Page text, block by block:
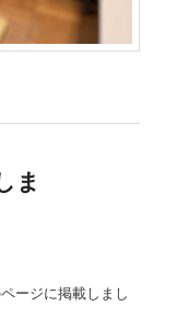
ま
ージに掲載しまし